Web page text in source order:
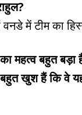
वनडे में टीम का
महत्व बहुत बड़ा
बहुत खुश हैं कि वे